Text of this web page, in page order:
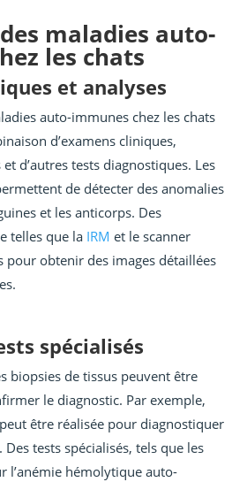
maladies auto-
les chats
et analyses
auto-immunes chez les chats
d’examens cliniques,
et d’autres tests diagnostiques. Les
de détecter des anomalies
et les anticorps. Des
telles que la IRM et le scanner
pour obtenir des images détaillées
spécialisés
biopsies de tissus peuvent être
le diagnostic. Par exemple,
être réalisée pour diagnostiquer
tests spécialisés, tels que les
l’anémie hémolytique auto-